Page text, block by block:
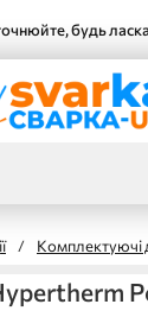
будь
/ Комплектуючі